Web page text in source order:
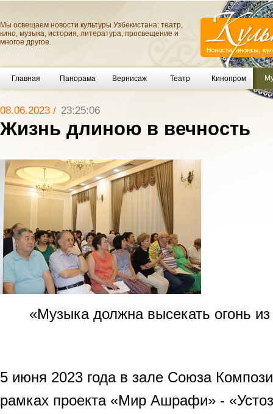
Мы освещаем новости культуры Узбекистана: театр,
кино, музыка, история, литература, просвещение и
многое другое.
Главная Панорама Вернисаж Театр Кинопром
08.06.2023 / 23:25:06
Жизнь длиною в вечность
«Музыка должна высекать огонь
5 июня 2023 года в зале Союза
рамках проекта «Мир Ашрафи» -